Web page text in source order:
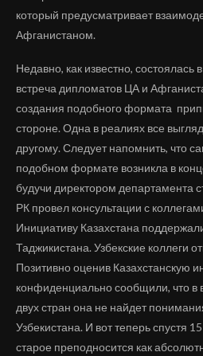
который предусматривает
Афганистаном.
Недавно, как известно, состоялась
встреча дипломатов ЦА и
создания подобного формата
стороне. Одна в реалиях все
другому. Следует напомнить, что
подобном формате возникла в
будучи директором департамента
РК провел консультации с
Инициативу Казахстана
Таджикистана. Узбекские коллеги
Позитивно оценив Казахстанскую
конфиденциально сообщили, что в
двух стран она не найдет
Узбекистана. И вот теперь спустя
старое преподносится как